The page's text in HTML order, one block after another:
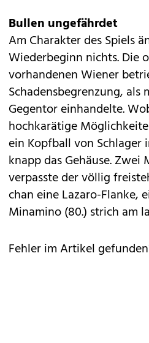
Bullen ungefährdet
Am Charakter des Spiels
Wiederbeginn nichts. Die
vorhandenen Wiener
Schadensbegrenzung, als
Gegentor einhandelte.
hochkarätige
ein Kopfball von Schlager
knapp das Gehäuse. Zwei
verpasste der völlig
chan eine Lazaro-Flanke,
Minamino (80.) strich am
Fehler im Artikel